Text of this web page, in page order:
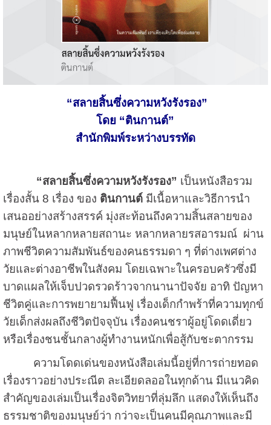
“สลายสิ้นซึ่งความหวังรังรอง”
โดย “ตินกานต์”
สำนักพิมพ์ระหว่างบรรทัด
“สลายสิ้นซึ่งความหวังรังรอง” เป็นหนังสือรวม
เรื่องสั้น 8 เรื่อง ของ ตินกานต์มีเนื้อหาและวิธีการนำ
เสนออย่างสร้างสรรค์ มุ่งสะท้อนถึงความสิ้นสลายของ
มนุษย์ในหลากหลายสถานะ หลากหลายรสอารมณ์ ผ่าน
ภาพชีวิตความสัมพันธ์ของคนธรรมดา ๆ ที่ต่างเพศต่าง
วัยและต่างอาชีพในสังคม โดยเฉพาะในครอบครัวซึ่งมี
บาดแผลให้เจ็บปวดรวดร้าวจากนานาปัจจัย อาทิ ปัญหา
ชีวิตคู่และการพยายามฟื้นฟู เรื่องเด็กกำพร้าที่ความทุกข์
วัยเด็กส่งผลถึงชีวิตปัจจุบัน เรื่องคนชราผู้อยู่โดดเดี่ยว
หรือเรื่องชนชั้นกลางผู้ทำงานหนักเพื่อสู้กับชะตากรรม
ความโดดเด่นของหนังสือเล่มนี้อยู่ที่การถ่ายทอด
เรื่องราวอย่างประณีต ละเอียดลออในทุกด้าน มีแนวคิด
สำคัญของเล่มเป็นเรื่องจิตวิทยาที่ลุ่มลึก แสดงให้เห็นถึง
ธรรมชาติของมนุษย์ว่า กว่าจะเป็นคนมีคุณภาพและมี